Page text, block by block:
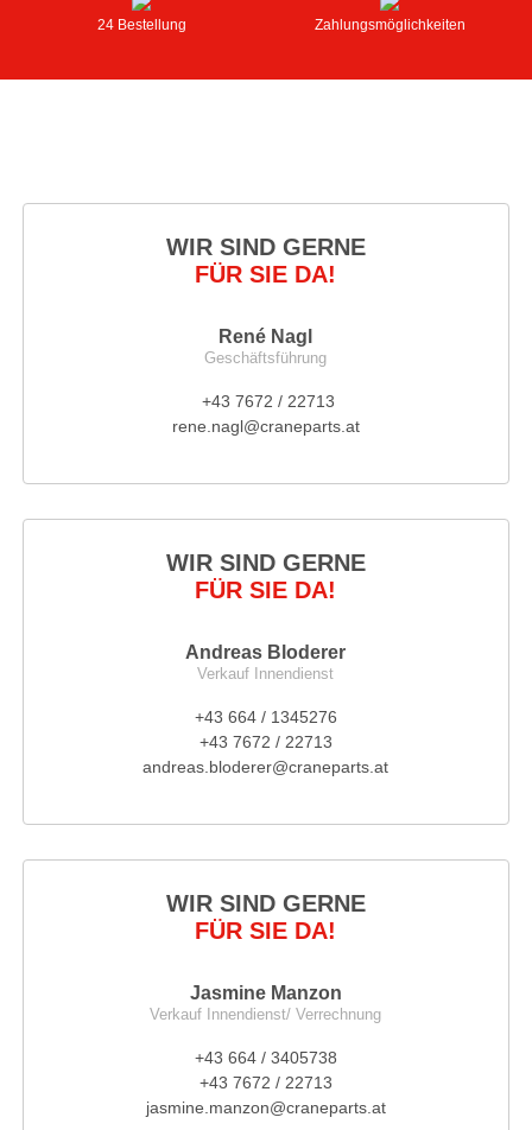
24 Bestellung Zahlungsmöglichkeiten
WIR SIND GERNE
FÜR SIE DA!
René Nagl
Geschäftsführung
+43 7672 / 22713
rene.nagl@craneparts.at
WIR SIND GERNE
FÜR SIE DA!
Andreas Bloderer
Verkauf Innendienst
+43 664 / 1345276
+43 7672 / 22713
andreas.bloderer@craneparts.at
WIR SIND GERNE
FÜR SIE DA!
Jasmine Manzon
Verkauf Innendienst/ Verrechnung
+43 664 / 3405738
+43 7672 / 22713
jasmine.manzon@craneparts.at